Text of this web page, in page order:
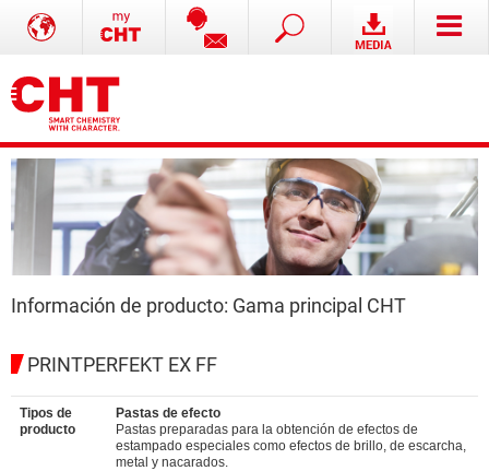
Información de producto: Gama principal CHT
PRINTPERFEKT EX FF
Tipos de
producto
Pastas de efecto
Pastas preparadas para la obtención de efectos de
estampado especiales como efectos de brillo, de escarcha,
metal y nacarados.